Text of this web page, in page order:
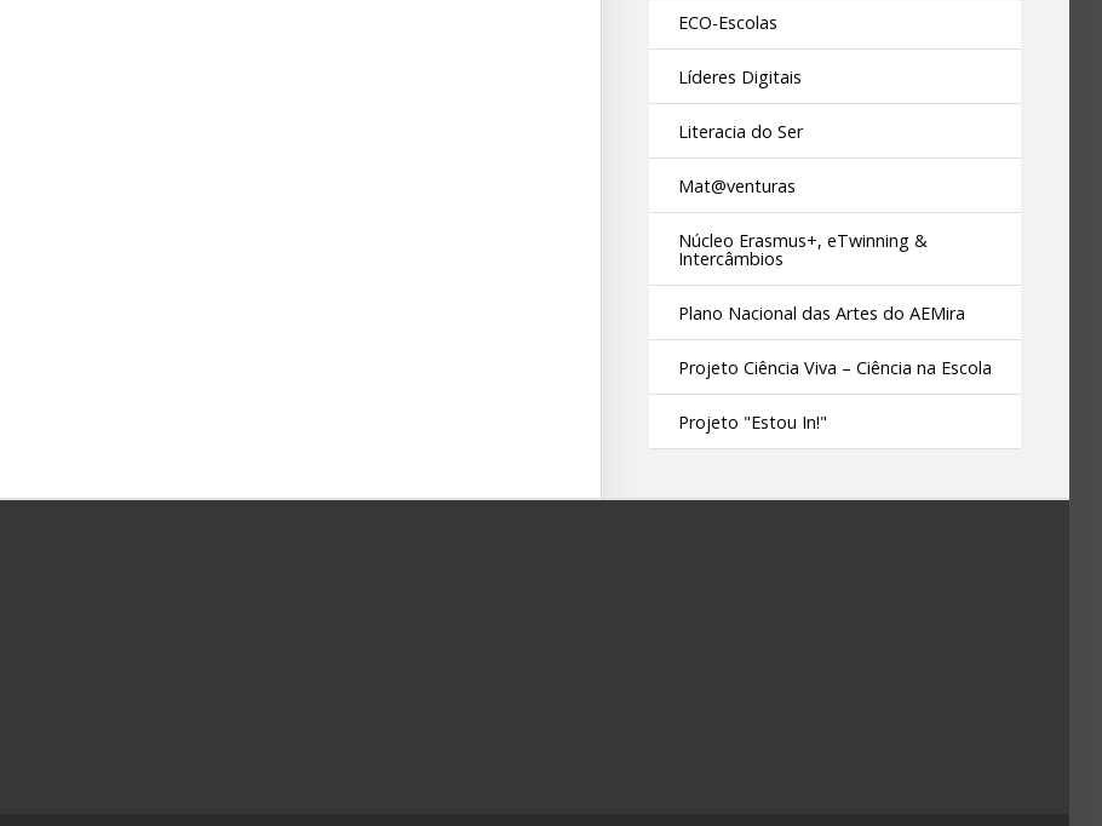
ECO-Escolas
Líderes Digitais
Literacia do Ser
Mat@venturas
Núcleo Erasmus+, eTwinning &
Intercâmbios
Plano Nacional das Artes do AEMira
Projeto Ciência Viva – Ciência na Escola
Projeto "Estou In!"